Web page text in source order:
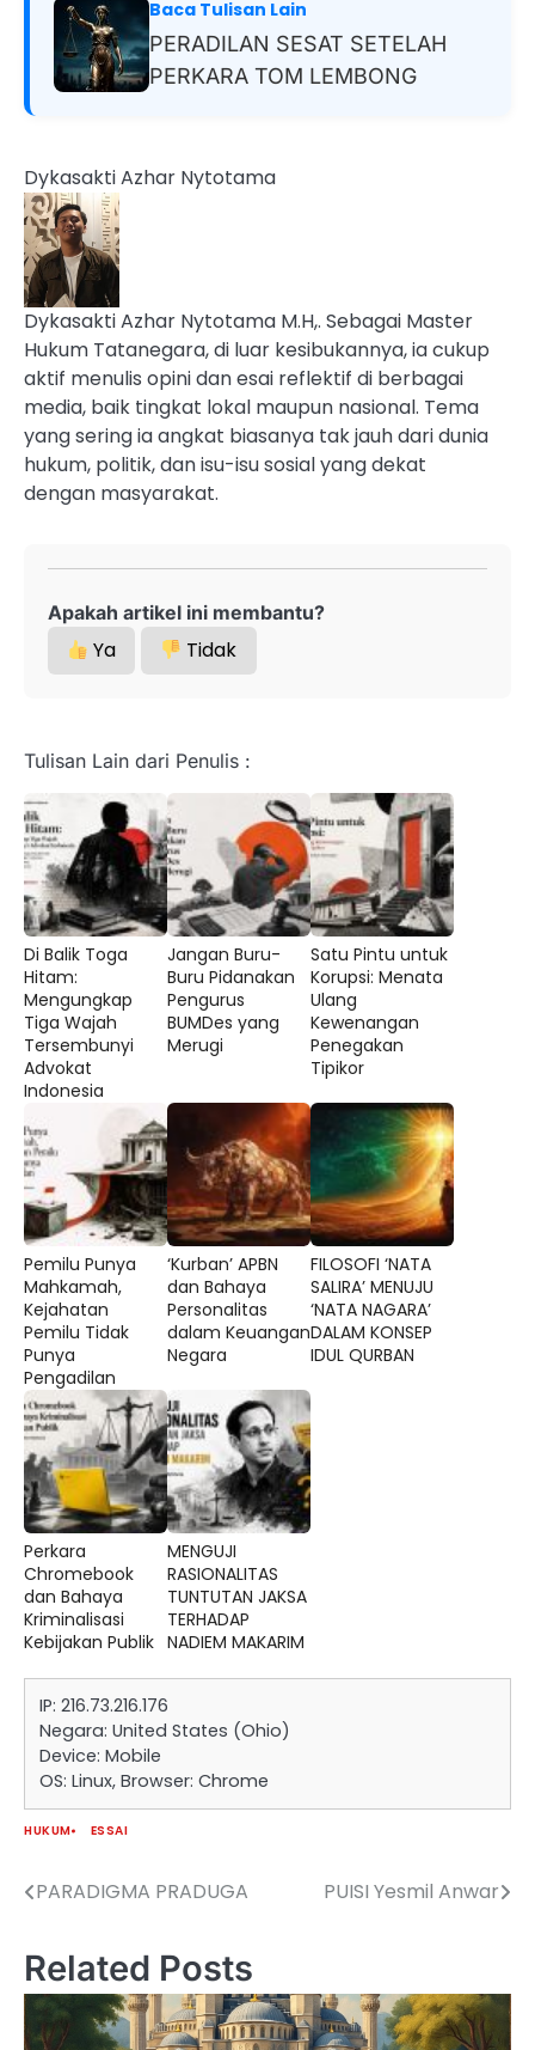
Baca Tulisan Lain
PERADILAN SESAT SETELAH
PERKARA TOM LEMBONG
Dykasakti Azhar Nytotama
Dykasakti Azhar Nytotama M.H,. Sebagai Master
Hukum Tatanegara, di luar kesibukannya, ia cukup
aktif menulis opini dan esai reflektif di berbagai
media, baik tingkat lokal maupun nasional. Tema
yang sering ia angkat biasanya tak jauh dari dunia
hukum, politik, dan isu-isu sosial yang dekat
dengan masyarakat.
Apakah artikel ini membantu?
Ya Tidak
Tulisan Lain dari Penulis :
Di Balik Toga
Hitam:
Mengungkap
Tiga Wajah
Tersembunyi
Advokat
Indonesia
Jangan Buru-
Buru Pidanakan
Pengurus
BUMDes yang
Merugi
Satu Pintu untuk
Korupsi: Menata
Ulang
Kewenangan
Penegakan
Tipikor
Pemilu Punya
Mahkamah,
Kejahatan
Pemilu Tidak
Punya
Pengadilan
‘Kurban’ APBN
dan Bahaya
Personalitas
dalam Keuangan
Negara
FILOSOFI ‘NATA
SALIRA’ MENUJU
‘NATA NAGARA’
DALAM KONSEP
IDUL QURBAN
Perkara
Chromebook
dan Bahaya
Kriminalisasi
Kebijakan Publik
MENGUJI
RASIONALITAS
TUNTUTAN JAKSA
TERHADAP
NADIEM MAKARIM
IP: 216.73.216.176
Negara: United States (Ohio)
Device: Mobile
OS: Linux, Browser: Chrome
HUKUM ESSAI
Navigasi
PARADIGMA PRADUGA PUISI Yesmil Anwar
Related Posts